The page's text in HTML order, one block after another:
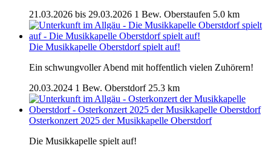
21.03.2026 bis 29.03.2026 1 Bew. Oberstaufen 5.0 km
Die Musikkapelle Oberstdorf spielt auf!
Ein schwungvoller Abend mit hoffentlich vielen Zuhörern!
20.03.2024 1 Bew. Oberstdorf 25.3 km
Osterkonzert 2025 der Musikkapelle Oberstdorf
Die Musikkapelle spielt auf!